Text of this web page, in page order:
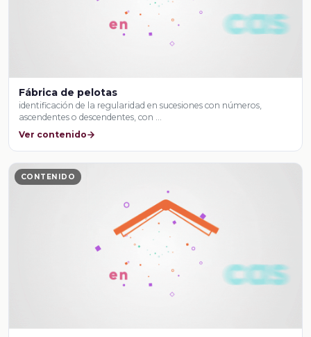
Fábrica de pelotas
identificación de la regularidad en sucesiones con números,
ascendentes o descendentes, con …
Ver contenido
CONTENIDO